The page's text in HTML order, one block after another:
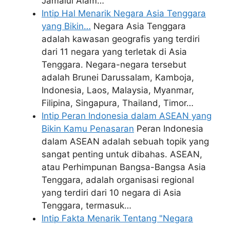
Intip Hal Menarik Negara Asia Tenggara
yang Bikin… Negara Asia Tenggara
adalah kawasan geografis yang terdiri
dari 11 negara yang terletak di Asia
Tenggara. Negara-negara tersebut
adalah Brunei Darussalam, Kamboja,
Indonesia, Laos, Malaysia, Myanmar,
Filipina, Singapura, Thailand, Timor…
Intip Peran Indonesia dalam ASEAN yang
Bikin Kamu Penasaran Peran Indonesia
dalam ASEAN adalah sebuah topik yang
sangat penting untuk dibahas. ASEAN,
atau Perhimpunan Bangsa-Bangsa Asia
Tenggara, adalah organisasi regional
yang terdiri dari 10 negara di Asia
Tenggara, termasuk…
Intip Fakta Menarik Tentang "Negara